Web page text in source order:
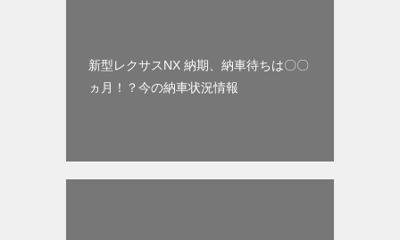
新型レクサスNX 納期、納車待ちは〇〇
ヵ月！？今の納車状況情報